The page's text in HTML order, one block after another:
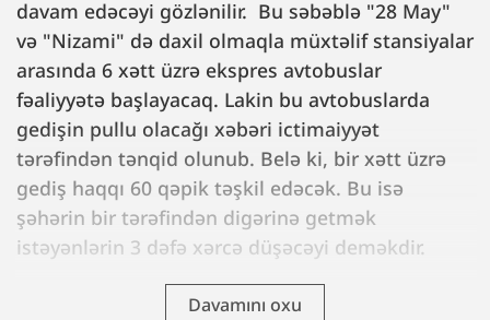
davam edəcəyi gözlənilir. Bu səbəblə "28 May"
və "Nizami" də daxil olmaqla müxtəlif stansiyalar
arasında 6 xətt üzrə ekspres avtobuslar
fəaliyyətə başlayacaq. Lakin bu avtobuslarda
gedişin pullu olacağı xəbəri ictimaiyyət
tərəfindən tənqid olunub. Belə ki, bir xətt üzrə
gediş haqqı 60 qəpik təşkil edəcək. Bu isə
şəhərin bir tərəfindən digərinə getmək
istəyənlərin 3 dəfə xərcə düşəcəyi deməkdir.
Davamını oxu